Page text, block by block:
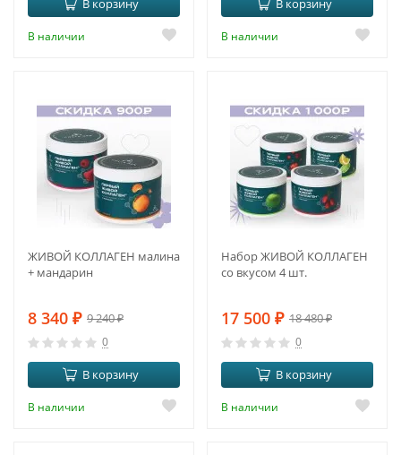
В корзину
В наличии
В корзину
В наличии
ЖИВОЙ КОЛЛАГЕН малина
+ мандарин
8 340 ₽ 9 240₽
0
В корзину
В наличии
Набор ЖИВОЙ КОЛЛАГЕН
со вкусом 4 шт.
17 500 ₽ 18 480₽
0
В корзину
В наличии